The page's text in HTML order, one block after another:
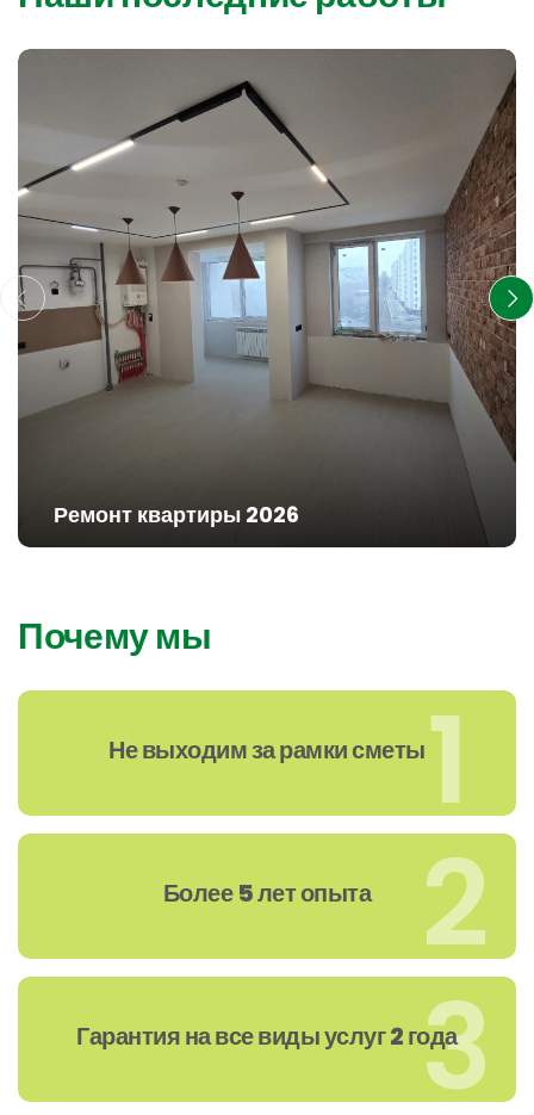
Ремонт квартиры 2026
Почему мы
1
Не выходим за рамки сметы
2
Более 5 лет опыта
3
Гарантия на все виды услуг 2 года